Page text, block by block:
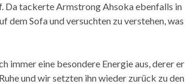
Da tackerte Armstrong Ahsoka ebenfalls in
dem Sofa und versuchten zu verstehen, was
immer eine besondere Energie aus, derer er
und wir setzten ihn wieder zurück zu den